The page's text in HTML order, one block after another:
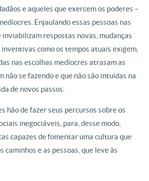
e aqueles que exercem os poderes –
Enjaulando essas pessoas nas
respostas novas, mudanças
como os tempos atuais exigem,
nas escolhas medíocres atrasam as
não se fazendo e que não são intuídas na
de novos passos.
hão de fazer seus percursos sobre os
inegociáveis, para, desse modo,
capazes de fomentar uma cultura que
caminhos e as pessoas, que leve às